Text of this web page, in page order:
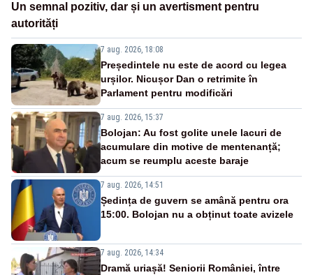
Un semnal pozitiv, dar și un avertisment pentru
autorități
7 aug. 2026, 18:08
Președintele nu este de acord cu legea
urșilor. Nicușor Dan o retrimite în
Parlament pentru modificări
7 aug. 2026, 15:37
Bolojan: Au fost golite unele lacuri de
acumulare din motive de mentenanță;
acum se reumplu aceste baraje
7 aug. 2026, 14:51
Ședința de guvern se amână pentru ora
15:00. Bolojan nu a obținut toate avizele
7 aug. 2026, 14:34
Dramă uriașă! Seniorii României, între